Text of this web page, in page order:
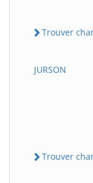
Trouver
JURSON
Trouver